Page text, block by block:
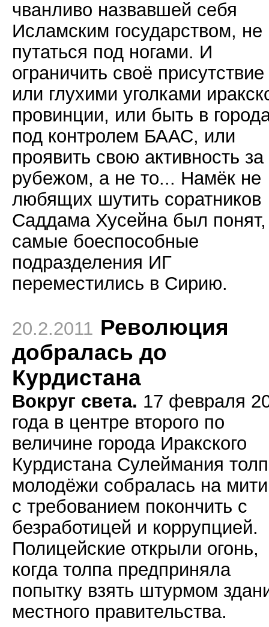
чванливо назвавшей себя
Исламским государством, не
путаться под ногами. И
ограничить своё присутствие
или глухими уголками
провинции, или быть в
под контролем БААС, или
проявить свою активность за
рубежом, а не то... Намёк не
любящих шутить соратников
Саддама Хусейна был
самые боеспособные
подразделения ИГ
переместились в Сирию.
20.2.2011 Революция
добралась до
Курдистана
Вокруг света. 17 февраля
года в центре второго по
величине города Иракского
Курдистана Сулеймания
молодёжи собралась на
с требованием покончить с
безработицей и коррупцией.
Полицейские открыли огонь,
когда толпа предприняла
попытку взять штурмом
местного правительства.